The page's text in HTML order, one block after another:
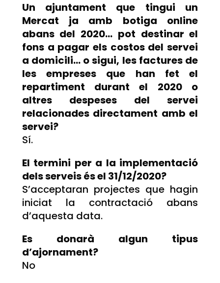
Un ajuntament que tingui un
Mercat ja amb botiga online
abans del 2020… pot destinar el
fons a pagar els costos del servei
a domicili… o sigui, les factures de
les empreses que han fet el
repartiment durant el 2020 o
altres despeses del servei
relacionades directament amb el
servei?
Sí.
El termini per a la implementació
dels serveis és el 31/12/2020?
S’acceptaran projectes que hagin
iniciat la contractació abans
d’aquesta data.
Es donarà algun tipus
d’ajornament?
No